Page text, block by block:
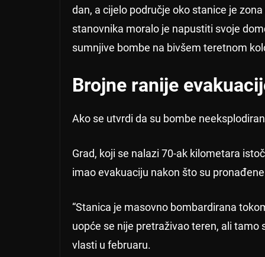
dan, a cijelo područje oko stanice je
stanovnika moralo je napustiti svoje
sumnjive bombe na bivšem teretnom
Brojne ranije
Ako se utvrdi da su bombe
Grad, koji se nalazi 70-ak kilometara
imao evakuaciju nakon što su
“Stanica je masovno bombardirana
uopće se nije pretraživao teren, ali tamo
vlasti u februaru.